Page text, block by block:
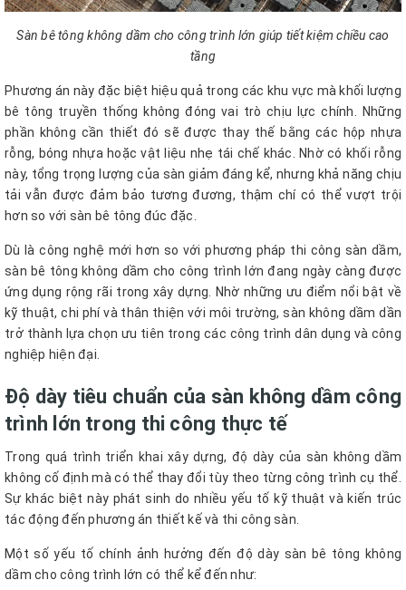
Sàn bê tông không dầm cho công trình lớn giúp tiết kiệm chiều cao
tầng
Phương án này đặc biệt hiệu quả trong các khu vực mà khối lượng
bê tông truyền thống không đóng vai trò chịu lực chính. Những
phần không cần thiết đó sẽ được thay thế bằng các hộp nhựa
rỗng, bóng nhựa hoặc vật liệu nhẹ tái chế khác. Nhờ có khối rỗng
này, tổng trọng lượng của sàn giảm đáng kể, nhưng khả năng chịu
tải vẫn được đảm bảo tương đương, thậm chí có thể vượt trội
hơn so với sàn bê tông đúc đặc.
Dù là công nghệ mới hơn so với phương pháp thi công sàn dầm,
sàn bê tông không dầm cho công trình lớn đang ngày càng được
ứng dụng rộng rãi trong xây dựng. Nhờ những ưu điểm nổi bật về
kỹ thuật, chi phí và thân thiện với môi trường, sàn không dầm dần
trở thành lựa chọn ưu tiên trong các công trình dân dụng và công
nghiệp hiện đại.
Độ dày tiêu chuẩn của sàn không dầm công
trình lớn trong thi công thực tế
Trong quá trình triển khai xây dựng, độ dày của sàn không dầm
không cố định mà có thể thay đổi tùy theo từng công trình cụ thể.
Sự khác biệt này phát sinh do nhiều yếu tố kỹ thuật và kiến trúc
tác động đến phương án thiết kế và thi công sàn.
Một số yếu tố chính ảnh hưởng đến độ dày sàn bê tông không
dầm cho công trình lớn có thể kể đến như: